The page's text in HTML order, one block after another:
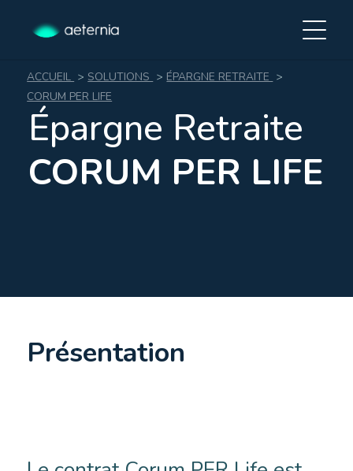
ACCUEIL > SOLUTIONS > ÉPARGNE RETRAITE >
CORUM PER LIFE
Épargne Retraite
CORUM PER LIFE
Présentation